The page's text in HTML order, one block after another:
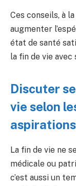
Ces conseils, à
augmenter
état de santé
la fin de vie
Discuter
vie selon
La fin de vie ne
médicale ou
c’est aussi un